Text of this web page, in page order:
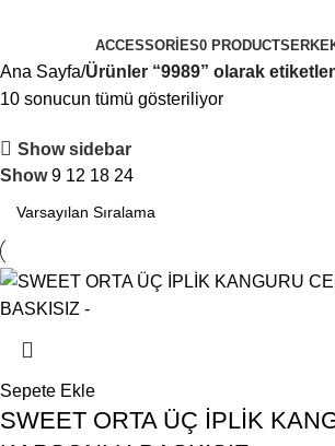
ACCESSORIES0 PRODUCTS
Ana Sayfa Ürünler “9989” olarak
10 sonucun tümü gösteriliyor
Show sidebar
Show9 12 18 24
Sepete Ekle
SWEET ORTA ÜÇ İPLİK